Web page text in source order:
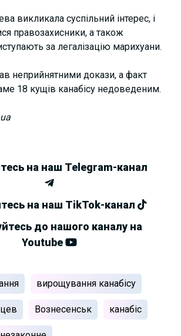
викликала суспільний інтерес, і
правозахисники, а також
за легалізацію марихуани.
неприйнятними докази, а факт
18 кущів канабісу недоведеним.
на наш Telegram-канал
на наш TikTok-канал
до нашого каналу на
Youtube
вирощування канабісу
Вознесенськ канабіс